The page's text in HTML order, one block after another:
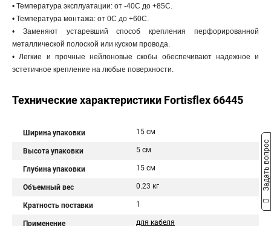
• Температура эксплуатации: от -40С до +85С.
• Температура монтажа: от 0С до +60С.
• Заменяют устаревший способ крепления перфорированной
металлической полоской или куском провода.
• Легкие и прочные нейлоновые скобы обеспечивают надежное и
эстетичное крепление на любые поверхности.
Технические характеристики Fortisflex 66445
Ширина упаковки 15 см
Высота упаковки 5 см
Глубина упаковки 15 см
Объемный вес 0.23 кг
Кратность поставки 1
Применение для кабеля
Задать вопрос